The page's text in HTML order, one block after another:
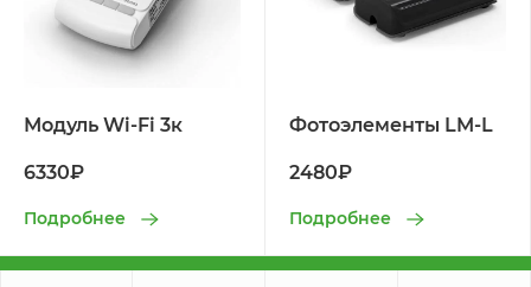
Модуль Wi-Fi 3к
6330₽
Подробнее
Фотоэлементы LM-L
2480₽
Подробнее